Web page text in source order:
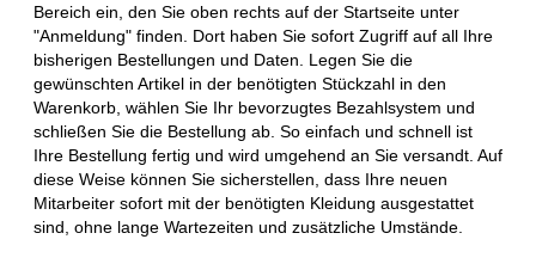
Bereich ein, den Sie oben rechts auf der Startseite unter
"Anmeldung" finden. Dort haben Sie sofort Zugriff auf all Ihre
bisherigen Bestellungen und Daten. Legen Sie die
gewünschten Artikel in der benötigten Stückzahl in den
Warenkorb, wählen Sie Ihr bevorzugtes Bezahlsystem und
schließen Sie die Bestellung ab. So einfach und schnell ist
Ihre Bestellung fertig und wird umgehend an Sie versandt. Auf
diese Weise können Sie sicherstellen, dass Ihre neuen
Mitarbeiter sofort mit der benötigten Kleidung ausgestattet
sind, ohne lange Wartezeiten und zusätzliche Umstände.